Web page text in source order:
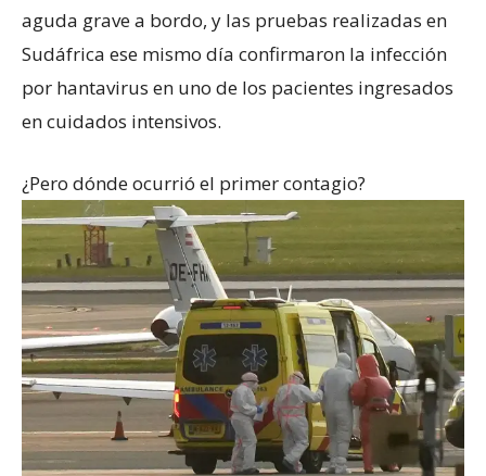
aguda grave a bordo, y las pruebas realizadas en
Sudáfrica ese mismo día confirmaron la infección
por hantavirus en uno de los pacientes ingresados
en cuidados intensivos.
¿Pero dónde ocurrió el primer contagio?